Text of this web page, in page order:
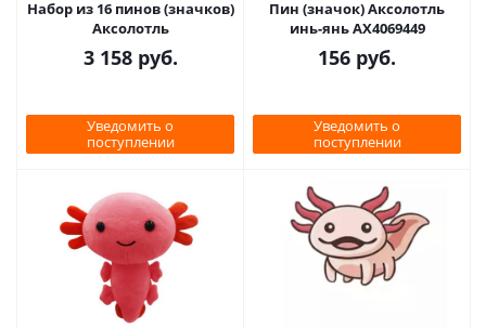
Набор из 16 пинов (значков)
Аксолотль
3 158руб.
Уведомить о
поступлении
Пин (значок) Аксолотль
инь-янь AX4069449
156 руб.
Уведомить о
поступлении